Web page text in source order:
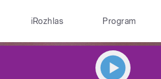
iRozhlas Program